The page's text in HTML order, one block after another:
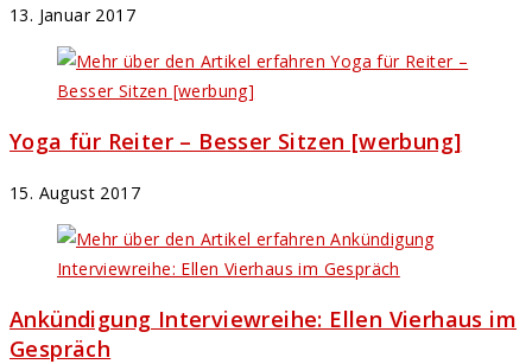
13. Januar 2017
Yoga für Reiter – Besser Sitzen [werbung]
15. August 2017
Ankündigung Interviewreihe: Ellen Vierhaus im
Gespräch